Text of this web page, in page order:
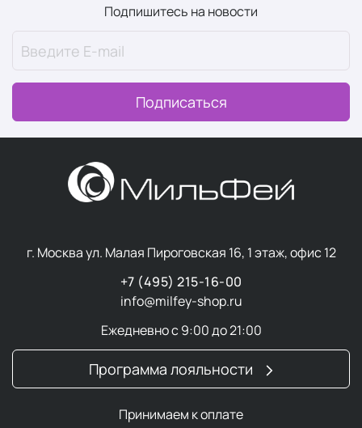
Подпишитесь на новости
Подписаться
г. Москва ул. Малая Пироговская 16, 1 этаж, офис 12
+7 (495) 215-16-00
info@milfey-shop.ru
Ежедневно с 9:00 до 21:00
Программа лояльности
Принимаем к оплате